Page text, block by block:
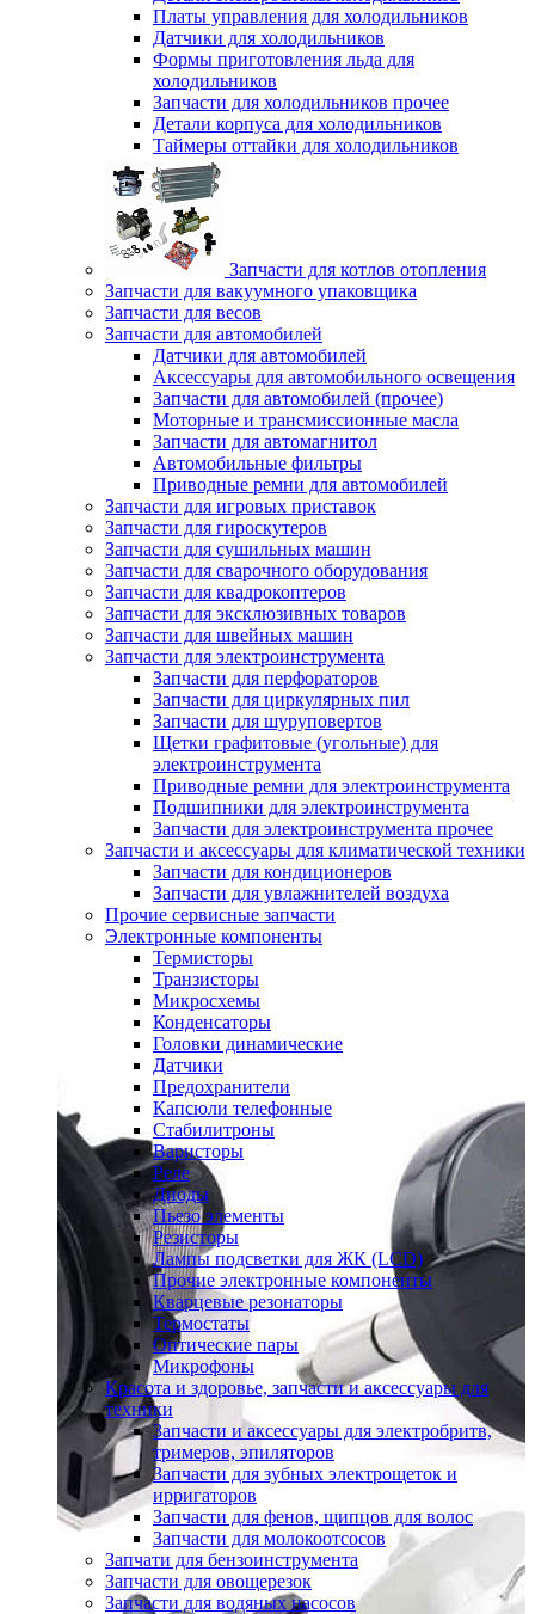
Платы управления для холодильников
Датчики для холодильников
Формы приготовления льда для
холодильников
Запчасти для холодильников прочее
Детали корпуса для холодильников
Таймеры оттайки для холодильников
Запчасти для котлов отопления
Запчасти для вакуумного упаковщика
Запчасти для весов
Запчасти для автомобилей
Датчики для автомобилей
Аксессуары для автомобильного освещения
Запчасти для автомобилей (прочее)
Моторные и трансмиссионные масла
Запчасти для автомагнитол
Автомобильные фильтры
Приводные ремни для автомобилей
Запчасти для игровых приставок
Запчасти для гироскутеров
Запчасти для сушильных машин
Запчасти для сварочного оборудования
Запчасти для квадрокоптеров
Запчасти для эксклюзивных товаров
Запчасти для швейных машин
Запчасти для электроинструмента
Запчасти для перфораторов
Запчасти для циркулярных пил
Запчасти для шуруповертов
Щетки графитовые (угольные) для
электроинструмента
Приводные ремни для электроинструмента
Подшипники для электроинструмента
Запчасти для электроинструмента прочее
Запчасти и аксессуары для климатической техники
Запчасти для кондиционеров
Запчасти для увлажнителей воздуха
Прочие сервисные запчасти
Электронные компоненты
Термисторы
Транзисторы
Микросхемы
Конденсаторы
Головки динамические
Датчики
Предохранители
Капсюли телефонные
Стабилитроны
Варисторы
Реле
Диоды
Пьезо элементы
Резисторы
Лампы подсветки для ЖК (LCD)
Прочие электронные компоненты
Кварцевые резонаторы
Термостаты
Оптические пары
Микрофоны
Красота и здоровье, запчасти и аксессуары для
техники
Запчасти и аксессуары для электробритв,
тримеров, эпиляторов
Запчасти для зубных электрощеток и
ирригаторов
Запчасти для фенов, щипцов для волос
Запчасти для молокоотсосов
Запчати для бензоинструмента
Запчасти для овощерезок
Запчасти для водяных насосов